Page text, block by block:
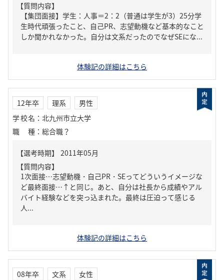
【質問内容】
【集団面接】学生：人事＝2：2（普通は学生が3）25分学
生時代頑張ったこと、自己PR、志望動機など基本的なこと
しか聞かれなかった。自分は文系だったのでなぜSEにな...
体験記の詳細はこちら
12年卒 理系
男性
学校名 ： 北九州市立大学
職種 ： 総合職？
【質問内容】
1次面接…志望動機・自己PR・SEってどういうイメージな
ど最終面接…↑と同じ。あと、自分は社長から成績やアル
バイト経験などを突っ込まれた。最終は圧迫って感じる
人...
体験記の詳細はこちら
08年卒 文系
女性